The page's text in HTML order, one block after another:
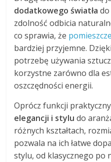
dodatkowego światła
zdolność odbicia
co sprawia, że
bardziej przyjemne.
potrzebę używania
korzystne zarówno dla
oszczędności energii.
Oprócz funkcji
elegancji i stylu do
różnych kształtach,
pozwala na ich łatwe
stylu, od klasycznego po